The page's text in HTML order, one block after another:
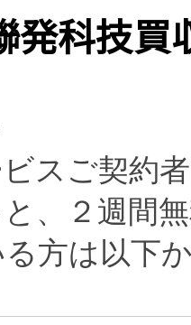
発科技
スご契約
、２週間
方は以下